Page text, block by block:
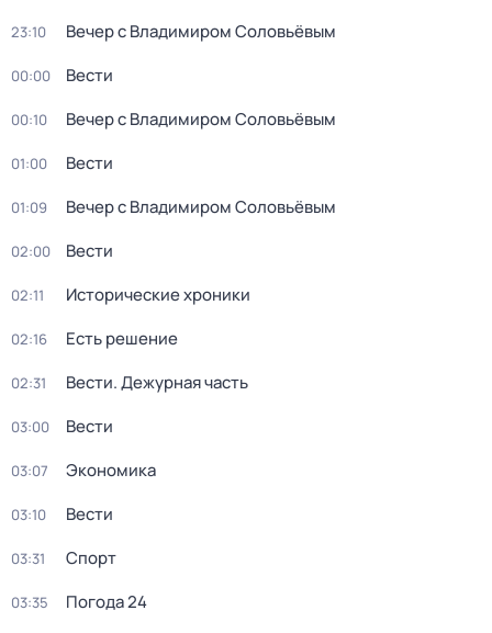
23:10 Вечер с Владимиром Соловьёвым
00:00 Вести
00:10 Вечер с Владимиром Соловьёвым
01:00 Вести
01:09 Вечер с Владимиром Соловьёвым
02:00 Вести
02:11 Исторические хроники
02:16 Есть решение
02:31 Вести. Дежурная часть
03:00 Вести
03:07 Экономика
03:10 Вести
03:31 Спорт
03:35 Погода 24